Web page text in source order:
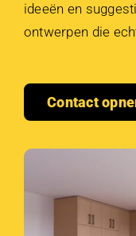
ideeën en
ontwerpen die
Contact